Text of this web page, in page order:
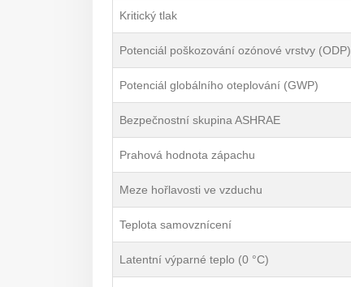
Kritický tlak
Potenciál poškozování ozónové vrstvy (ODP)
Potenciál globálního oteplování (GWP)
Bezpečnostní skupina ASHRAE
Prahová hodnota zápachu
Meze hořlavosti ve vzduchu
Teplota samovznícení
Latentní výparné teplo (0 °C)